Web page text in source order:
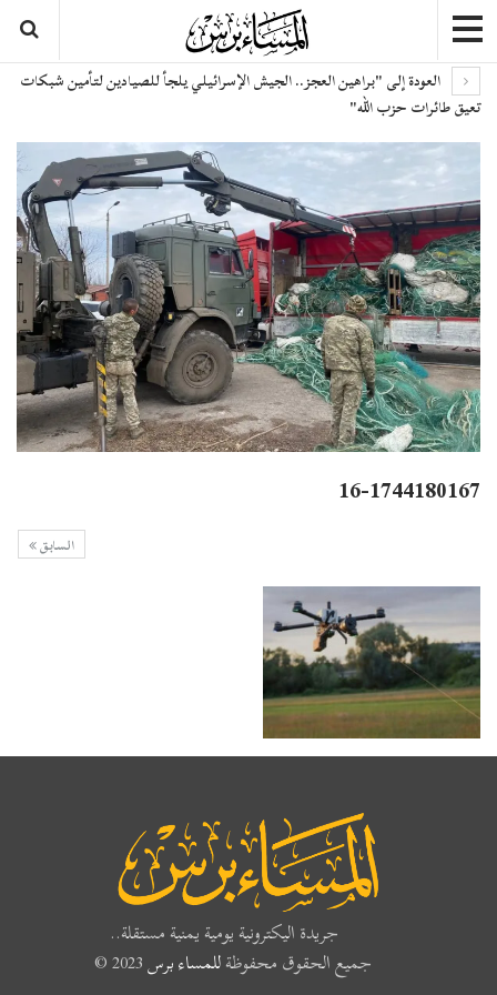
العودة إلى "براهين العجز.. الجيش الإسرائيلي يلجأ للصيادين لتأمين شبكات
تعيق طائرات حزب الله"
16-1744180167
السابق
جريدة اليكترونية يومية يمنية مستقلة..
جميع الحقوق محفوظةللمساء برس